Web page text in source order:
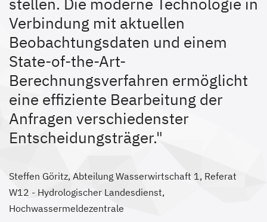
Verbindung mit aktuellen
Beobachtungsdaten und einem
State-of-the-Art-
Berechnungsverfahren ermöglicht
eine effiziente Bearbeitung der
Anfragen verschiedenster
Entscheidungsträger."
Steffen Göritz, Abteilung Wasserwirtschaft 1, Referat
W12 - Hydrologischer Landesdienst,
Hochwassermeldezentrale